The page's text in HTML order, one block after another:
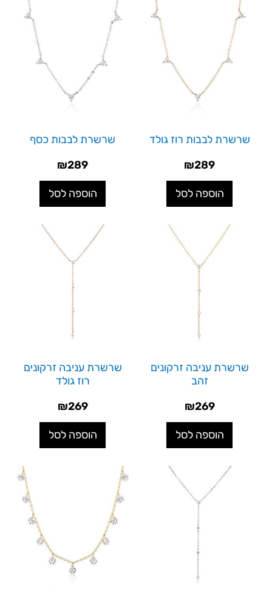
שרשרת לבבות רוז גולד
₪289
הוספה לסל
שרשרת לבבות כסף
₪289
הוספה לסל
שרשרת עניבה זרקונים
זהב
₪269
הוספה לסל
שרשרת עניבה זרקונים
רוז גולד
₪269
הוספה לסל